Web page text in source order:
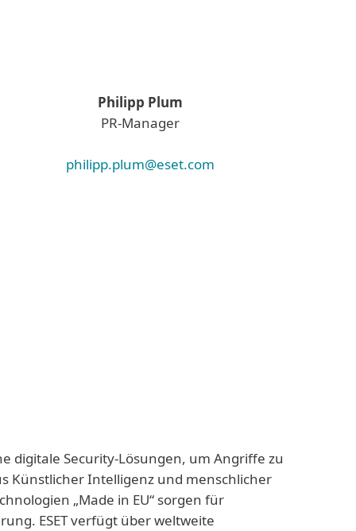
Philipp Plum
PR-Manager
philipp.plum@eset.com
digitale Security-Lösungen, um Angriffe zu
Künstlicher Intelligenz und menschlicher
„Made in EU“ sorgen für
ESET verfügt über weltweite